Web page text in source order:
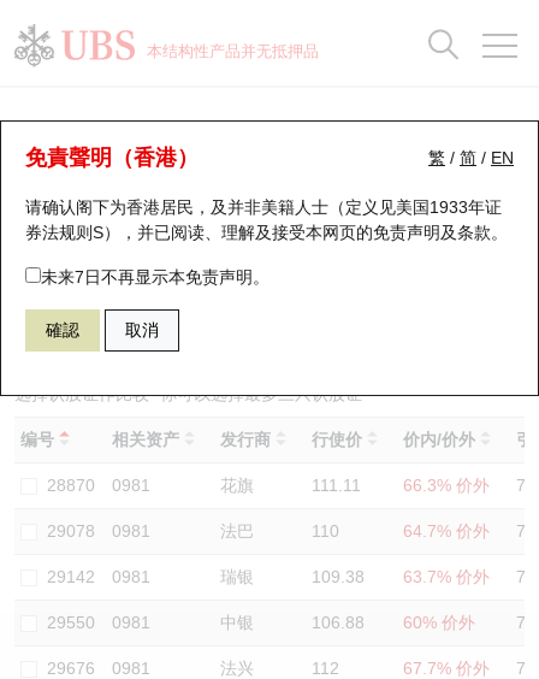
本结构性产品并无抵押品
繁 / 简 / EN
免責聲明（香港）
请确认阁下为香港居民，及并非美籍人士（定义见美国1933年证
券法规则S），并已阅读、理解及接受本网页的免责声明及条款。
未来7日不再显示本免责声明。
確認 取消
认股证分析仪
表现 街货统计 比较
14403 瑞银认购 0981 中芯国际
选择认股证作比较*你可以选择最多三只认股证
编号 相关资产 发行商 行使价 价内/价外 引
28870 0981 花旗 111.11 66.3% 价外
29078 0981 法巴 110 64.7% 价外
29142 0981 瑞银 109.38 63.7% 价外
29550 0981 中银 106.88 60% 价外
29676 0981 法兴 112 67.7% 价外
瑞银认股证一览
新发行瑞银认股证
即将到期认股证
认股证到期结算价查找
认股证分析仪
认股证速算机
认股证/牛熊证日志
认股证文件及公告
街货统计
比较
牛熊全景快搜
牛熊证搜寻
牛熊证街货分布图
正股牛熊证列表
新发行瑞银牛熊证
已收回牛熊证剩余价值
牛熊证到期结算价查找
牛熊证分析仪
街货统计
比较
十大升幅/跌幅
十大认股证成交分布
十天股证占大市成交
资金流
街货统计
三十大平均引伸波幅
正股分析仪
二十大活跃股份
恒指成份股
国指成份股
科指成份股
相关资产沽空
中资ETFs溢价比较
AH 股价对照
持股比重
显示所有持股比重
每月轮证大市专题
轮证专栏
讲座及教育短片
认股证投资者教育
牛熊证投资者教育
认股证牛熊证常问问题